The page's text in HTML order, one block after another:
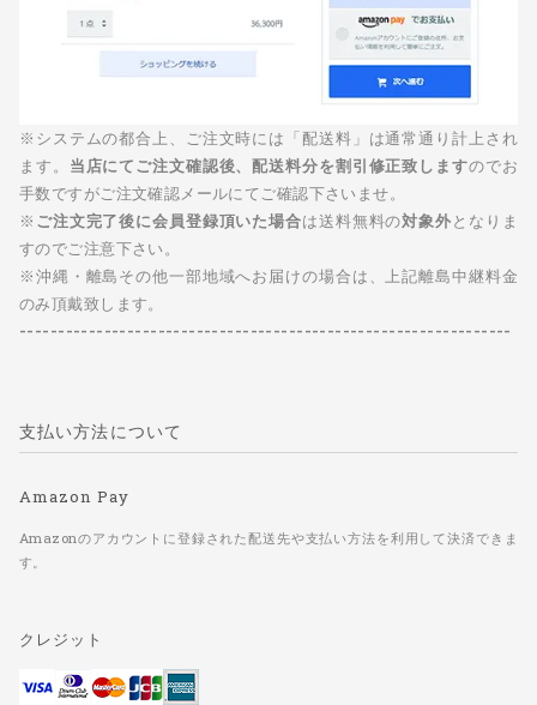
※システムの都合上、ご注文時には「配送料」は通常通り計上され
ます。 当店にてご注文確認後、配送料分を割引修正致しますのでお
手数ですがご注文確認メールにてご確認下さいませ。
※ ご注文完了後に会員登録頂いた場合は送料無料の対象外となりま
すのでご注意下さい。
※沖縄・離島その他一部地域へお届けの場合は、上記離島中継料金
のみ頂戴致します。
----------------------------------------------------------------
支払い方法について
Amazon Pay
Amazonのアカウントに登録された配送先や支払い方法を利用して決済できま
す。
クレジット